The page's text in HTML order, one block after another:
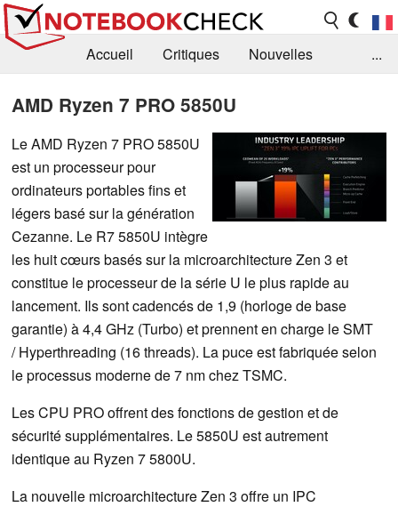
Accueil Critiques
Nouvelles
...
AMD Ryzen 7 PRO 5850U
Le AMD Ryzen 7 PRO 5850U
est un processeur pour
ordinateurs portables fins et
légers basé sur la génération
Cezanne. Le R7 5850U intègre
les huit cœurs basés sur la microarchitecture Zen 3 et
constitue le processeur de la série U le plus rapide au
lancement. Ils sont cadencés de 1,9 (horloge de base
garantie) à 4,4 GHz (Turbo) et prennent en charge le SMT
/ Hyperthreading (16 threads). La puce est fabriquée selon
le processus moderne de 7 nm chez TSMC.
Les CPU PRO offrent des fonctions de gestion et de
sécurité supplémentaires. Le 5850U est autrement
identique au Ryzen 7 5800U.
La nouvelle microarchitecture Zen 3 offre un IPC